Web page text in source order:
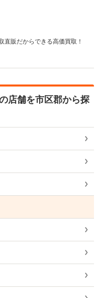
直販だからできる高価買取！
店舗を市区郡から探